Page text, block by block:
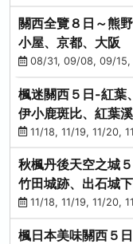
關西全覽８日～熊
小屋、京都、大阪
08/31, 09/08, 09/15,
楓迷關西５日-紅葉
伊小鹿斑比、紅葉
勢龍蝦+和牛
11/18, 11/19, 11/20,
秋楓丹後天空之城
竹田城跡、出石城
11/18, 11/19, 11/20,
楓日本美味關西５